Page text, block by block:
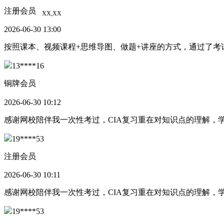
注册会员
2026-06-30 13:00
按照课本、视频课程+思维导图、做题+讲座的方式，通过了
13****16
铜牌会员
2026-06-30 10:12
感谢网校陪伴我一次性考过，CIA复习重在对知识点的理解
19****53
注册会员
2026-06-30 10:11
感谢网校陪伴我一次性考过，CIA复习重在对知识点的理解
19****53